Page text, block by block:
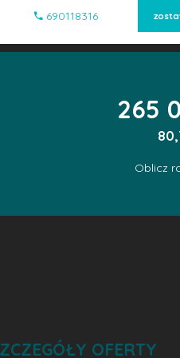
690118316
265
Oblicz
OFERTY